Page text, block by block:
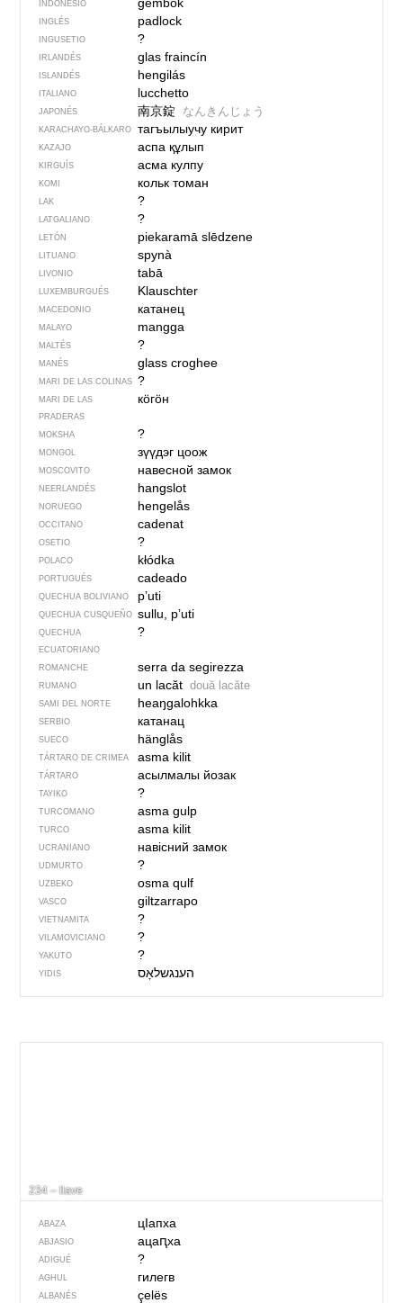
INDONESIO
INGLÉS padlock
INGUSETIO ?
IRLANDÉS glas fraincín
ISLANDÉS hengilás
ITALIANO lucchetto
JAPONÉS 南京錠 なんきんじょう
KARACHAYO-BÁLKARO тагъылыучу кирит
KAZAJO аспа құлып
KIRGUÍS асма кулпу
KOMI кольк томан
LAK ?
LATGALIANO ?
LETÓN piekaramā slēdzene
LITUANO spynà
LIVONIO tabā
LUXEMBURGUÉS Klauschter
MACEDONIO катанец
MALAYO mangga
MALTÉS ?
MANÉS glass croghee
MARI DE LAS COLINAS ?
MARI DE LAS
PRADERAS
кӧгӧн
MOKSHA ?
MONGOL зүүдэг цоож
MOSCOVITO навесной замок
NEERLANDÉS hangslot
NORUEGO hengelås
OCCITANO cadenat
OSETIO ?
POLACO kłódka
PORTUGUÉS cadeado
QUECHUA BOLIVIANO p’uti
QUECHUA CUSQUEÑO sullu, p’uti
QUECHUA
ECUATORIANO
?
ROMANCHE serra da segirezza
RUMANO un lacăt două lacăte
SAMI DEL NORTE heaŋgalohkka
SERBIO катанац
SUECO hänglås
TÁRTARO DE CRIMEA asma kilit
TÁRTARO асылмалы йозак
TAYIKO ?
TURCOMANO asma gulp
TURCO asma kilit
UCRANIANO навісний замок
UDMURTO ?
UZBEKO osma qulf
VASCO giltzarrapo
VIETNAMITA ?
VILAMOVICIANO ?
YAKUTO ?
YIDIS הענגשלאָס
234 – llave
ABAZA цIапха
ABJASIO ацаԥха
ADIGUÉ ?
AGHUL гилегв
ALBANÉS çelës